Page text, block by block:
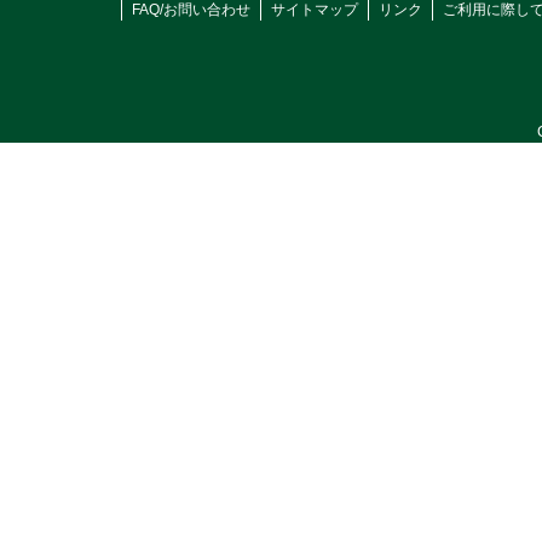
FAQ/お問い合わせ
サイトマップ リンク ご利用に際し